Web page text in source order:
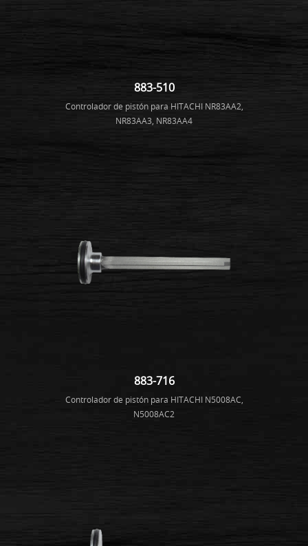
883-510
Controlador de pistón para HITACHI NR83AA2,
NR83AA3, NR83AA4
883-716
Controlador de pistón para HITACHI N5008AC,
N5008AC2